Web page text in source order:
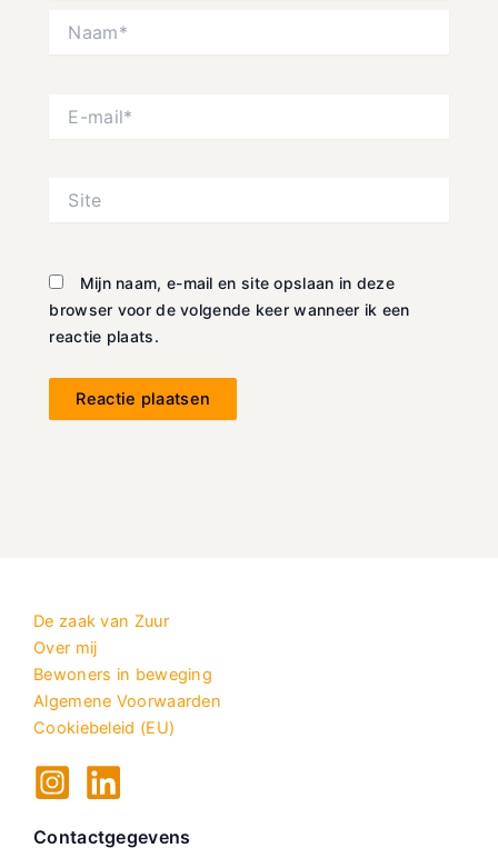
mail*
Mijn naam, e-mail en site opslaan in deze
browser voor de volgende keer wanneer ik een
reactie plaats.
De zaak van Zuur
Over mij
Bewoners in beweging
Algemene Voorwaarden
Cookiebeleid (EU)
Contactgegevens